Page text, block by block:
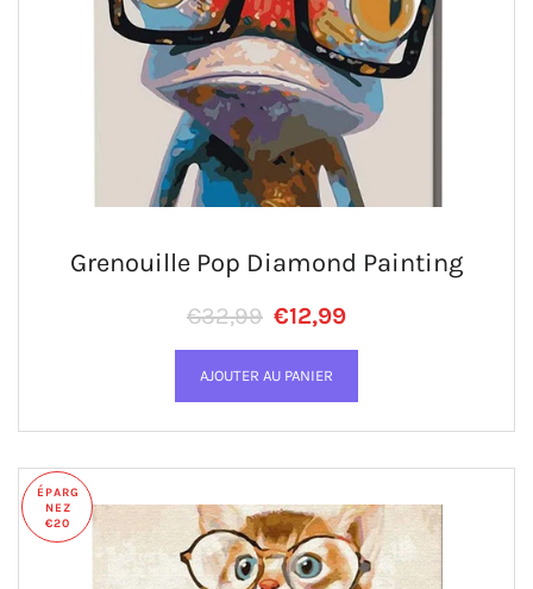
Grenouille Pop Diamond Painting
Prix régulier
€32,99 PRIX RÉDUIT
€12,99
ÉPARG
NEZ
€20